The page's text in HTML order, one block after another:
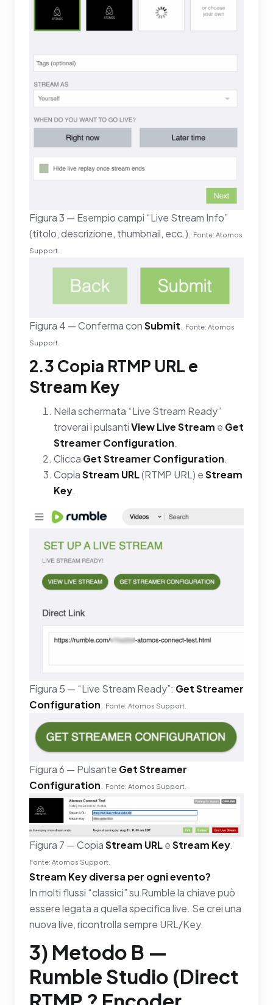
Figura 3 — Esempio campi “Live Stream Info”
(titolo, descrizione, thumbnail, ecc.). Fonte: Atomos
Support.
Figura 4 — Conferma conSubmit. Fonte: Atomos
Support.
2.3 Copia RTMP URL e
Stream Key
Nella schermata “Live Stream Ready”
troverai i pulsantiView Live Stream e Get
Streamer Configuration.
Clicca Get Streamer Configuration.
CopiaStream URL(RTMP URL) eStream
Key.
Figura 5 — “Live Stream Ready”: Get Streamer
Configuration. Fonte: Atomos Support.
Figura 6 — Pulsante Get Streamer
Configuration. Fonte: Atomos Support.
Figura 7 — CopiaStream URLeStream Key.
Fonte: Atomos Support.
Stream Key diversa per ogni evento?
In molti flussi “classici” su Rumble la chiave può
essere legata a quella specifica live. Se crei una
nuova live, ricontrolla sempre URL/Key.
3) Metodo B —
Rumble Studio (Direct